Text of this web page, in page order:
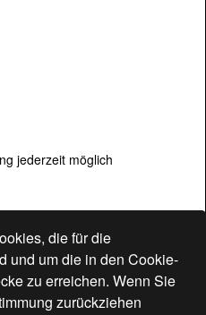
die für die
und um die in den Cookie-
zu erreichen. Wenn Sie
zurückziehen
jederzeit möglich